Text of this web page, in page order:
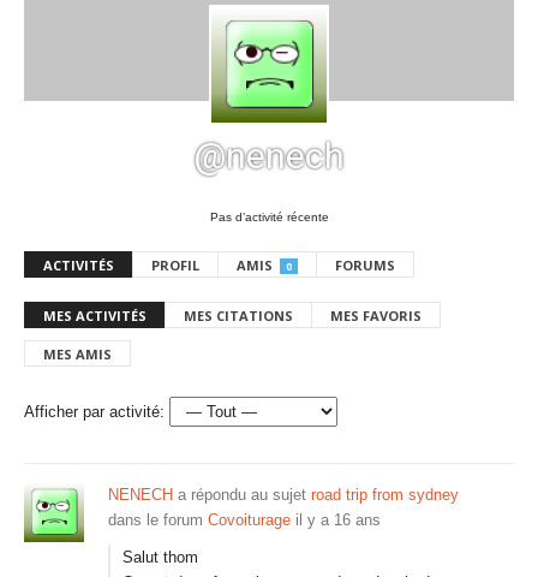
@nenech
Pas d’activité récente
ACTIVITÉS PROFIL AMIS 0 FORUMS
MES ACTIVITÉS MES CITATIONS MES FAVORIS
MES AMIS
Afficher par activité:
NENECH a répondu au sujet road trip from sydney
dans le forum Covoiturage il y a 16 ans
Salut thom